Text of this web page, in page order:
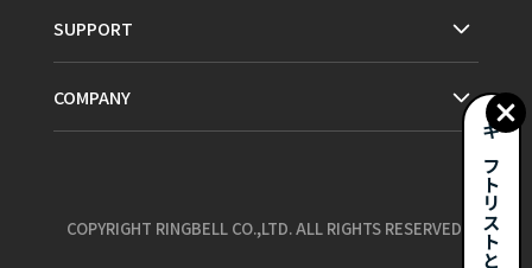
ギフトリストとは？
SUPPORT
COMPANY
COPYRIGHT RINGBELL CO.,LTD. ALL RIGHTS RESERVED.